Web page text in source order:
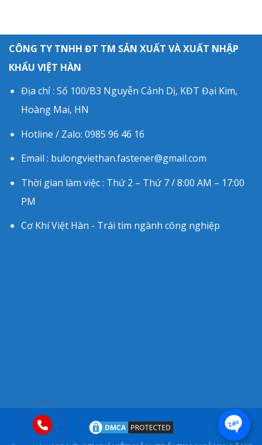
CÔNG TY TNHH ĐT TM SẢN XUẤT VÀ XUẤT NHẬP
KHẨU VIỆT HÀN
Địa chỉ : Số 100/B3 Nguyễn Cảnh Dị, KĐT Đại Kim,
Hoàng Mai, HN
Hotline / Zalo: 0985 96 46 16
Email : bulongviethan.fastener@gmail.com
Thời gian làm việc : Thứ 2 – Thứ 7 / 8:00 AM – 17:00
PM
Cơ Khí Việt Hàn - Trái tim ngành công nghiệp
Zalo